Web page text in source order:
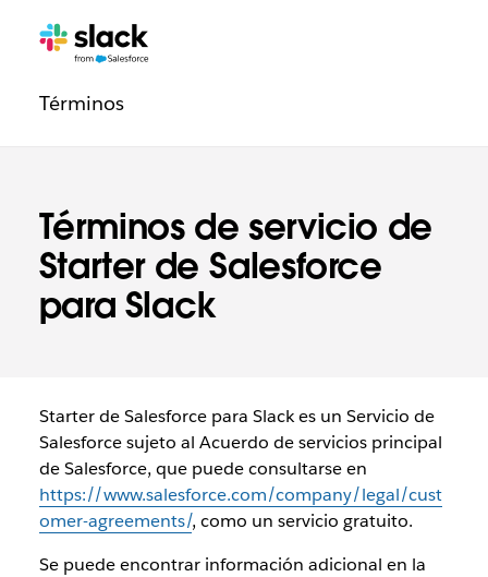
Términos de servicio de
Starter de Salesforce
para Slack
Navegación
Legal
Páginas
Términosadicionales
Starter de Salesforce para Slack es un Servicio de
Salesforce sujeto al Acuerdo de servicios principal
de Salesforce, que puede consultarse en
https://www.salesforce.com/company/legal/cust
omer-agreements/, como un servicio gratuito.
Se puede encontrar información adicional en la